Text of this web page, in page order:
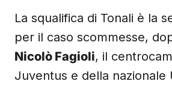
La squalifica di Tonali è la
per il caso scommesse,
Nicolò Fagioli, il
Juventus e della nazionale